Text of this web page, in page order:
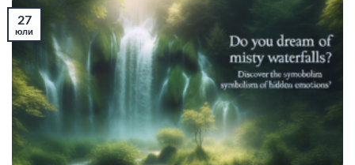
27
юли